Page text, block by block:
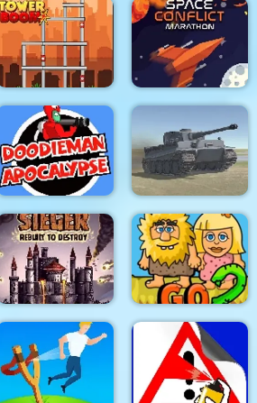
Metal Army War 3 Zombie Last Castle 5
Tower Boom Space Conflict
DoodieMan
Apocalypse
World of War Tanks
Sieger Rebuilt
Destroy
Adam and Eve Go 2